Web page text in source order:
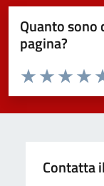
Quanto sono
pagina?
Valuta da 1 a 5 stelle
Valuta 3
Valuta 2
Valuta 1 stelle
Contatta